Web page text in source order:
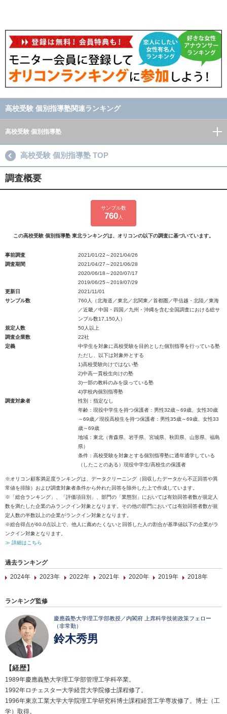
高校受験 個別指導塾関連ランキング
高校受験 個別指導塾
高校受験 個別指導塾 TOP
調査概要
サンプル数
760人
この高校受験 個別指導塾 東北ランキングは、オリコンの以下の調査に基づいています。
事前調査
2021/01/22～2021/04/26
調査期間
2021/04/27～2021/06/28
2020/06/18～2020/07/17
2019/06/25～2019/07/29
更新日
2021/11/01
サンプル数
760人（北海道／東北／北関東／首都圏／甲信越・北陸／東海
／近畿／中国・四国／九州・沖縄を含む全国調査における総サ
ンプル数17,150人）
規定人数
50人以上
調査企業数
22社
定義
中学生を対象に高校受験を目的とした個別指導を行っている塾
ただし、以下は対象外とする
1)高校受験向けではない塾
2)中高一貫校生向けの塾
3)一部の教科のみを扱っている塾
4)学校内個別指導塾
調査対象者
性別：指定なし
年齢：現役中学生を持つ保護者：男性32歳～69歳、女性30歳
～69歳／現役高校生を持つ保護者：男性35歳～69歳、女性33
歳～69歳
地域：東北（青森県、岩手県、宮城県、秋田県、山形県、福島
県）
条件：高校受験を対象とする個別指導塾に通年通学している
（したことのある）現役中学生/高校生の保護者
※オリコン顧客満足度ランキングは、データクリーニング（回収したデータから不正回答や異
常値を排除）および調査対象者条件から外れた回答を除外した上で作成しています。
※「総合ランキング」、「評価項目別」、部門の「業態別」においては有効回答者数が規定人
数を満たした企業のみランクイン対象となります。その他の部門においては有効回答者数が規
定人数の半数以上の企業がランクイン対象となります。
※総合得点が60.0点以上で、他人に薦めたくないと回答した人の割合が基準値以下の企業がラ
ンクイン対象となります。
≫ 詳細はこちら
過去ランキング
2024年
2023年 2022年 2021年 2020年 2019年 2018年
ランキング監修
慶應義塾大学理工学部教授／内閣府 上席科学技術政策フェロー
（非常勤）
鈴木秀男
【経歴】
1989年慶應義塾大学理工学部管理工学科卒業。
1992年ロチェスター大学経営大学院修士課程修了。
1996年東京工業大学大学院理工学研究科博士課程経営工学専攻修了。博士（工
学）取得。